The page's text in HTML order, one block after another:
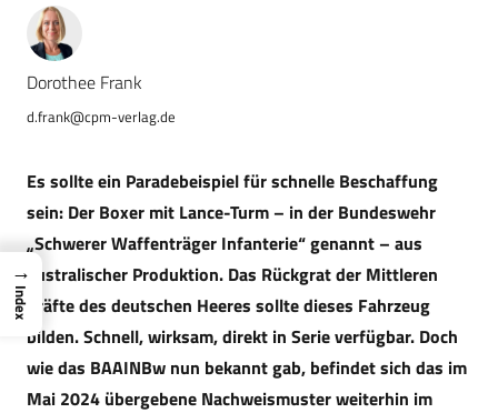
Dorothee Frank
d.frank@cpm-verlag.de
Es sollte ein Paradebeispiel für schnelle Beschaffung
sein: Der Boxer mit Lance-Turm – in der Bundeswehr
„Schwerer Waffenträger Infanterie“ genannt – aus
australischer Produktion. Das Rückgrat der Mittleren
Kräfte des deutschen Heeres sollte dieses Fahrzeug
bilden. Schnell, wirksam, direkt in Serie verfügbar. Doch
wie das BAAINBw nun bekannt gab, befindet sich das im
Mai 2024 übergebene Nachweismuster weiterhin im
→
Index